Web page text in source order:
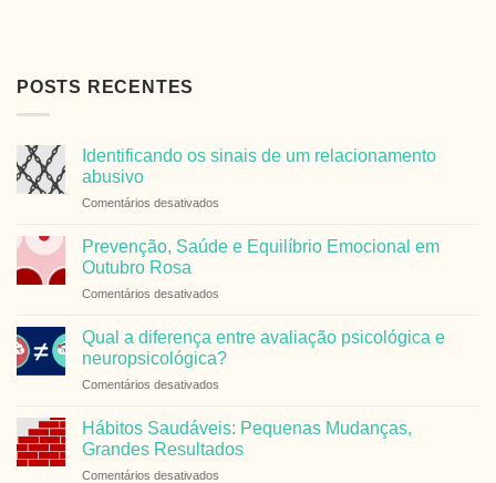
POSTS RECENTES
Identificando os sinais de um relacionamento
abusivo
Comentários desativados
abusivo
Prevenção, Saúde e Equilíbrio Emocional em
Outubro Rosa
Comentários desativados
Saúde
e
Equilíbrio
Outubro
Rosa
Qual a diferença entre avaliação psicológica e
neuropsicológica?
Comentários desativados
a
diferença
entre
Hábitos Saudáveis: Pequenas Mudanças,
Grandes Resultados
Comentários desativados